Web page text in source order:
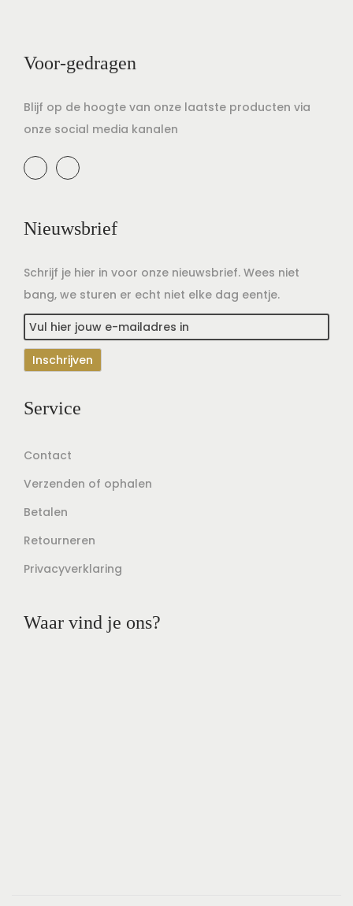
Voor-gedragen
Blijf op de hoogte van onze laatste producten via
onze social media kanalen
Nieuwsbrief
Schrijf je hier in voor onze nieuwsbrief. Wees niet
bang, we sturen er echt niet elke dag eentje.
Service
Contact
Verzenden of ophalen
Betalen
Retourneren
Privacyverklaring
Waar vind je ons?